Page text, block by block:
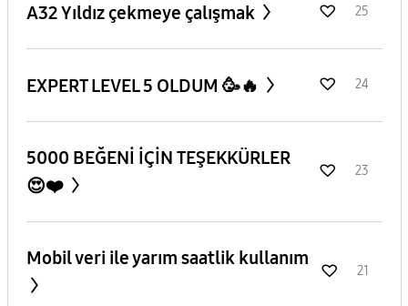
A32 Yıldız çekmeye çalışmak 25
EXPERT LEVEL 5 OLDUM 🥳🔥 24
5000 BEĞENİ İÇİN TEŞEKKÜRLER
😍❤️
23
Mobil veri ile yarım saatlik kullanım
21